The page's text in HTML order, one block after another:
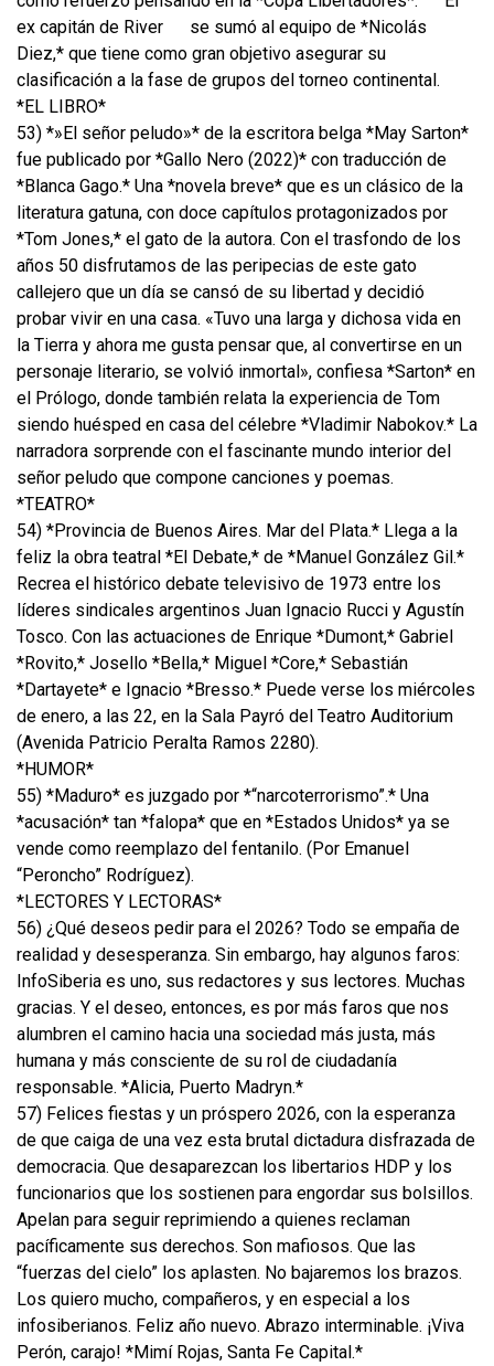
ex capitán de River
se sumó al equipo de *Nicolás
Diez,* que tiene como gran objetivo asegurar su
clasificación a la fase de grupos del torneo continental.
*EL LIBRO*
53) *»El señor peludo»* de la escritora belga *May Sarton*
fue publicado por *Gallo Nero (2022)* con traducción de
*Blanca Gago.* Una *novela breve* que es un clásico de la
literatura gatuna, con doce capítulos protagonizados por
*Tom Jones,* el gato de la autora. Con el trasfondo de los
años 50 disfrutamos de las peripecias de este gato
callejero que un día se cansó de su libertad y decidió
probar vivir en una casa. «Tuvo una larga y dichosa vida en
la Tierra y ahora me gusta pensar que, al convertirse en un
personaje literario, se volvió inmortal», confiesa *Sarton* en
el Prólogo, donde también relata la experiencia de Tom
siendo huésped en casa del célebre *Vladimir Nabokov.* La
narradora sorprende con el fascinante mundo interior del
señor peludo que compone canciones y poemas.
*TEATRO*
54) *Provincia de Buenos Aires. Mar del Plata.* Llega a la
feliz la obra teatral *El Debate,* de *Manuel González Gil.*
Recrea el histórico debate televisivo de 1973 entre los
líderes sindicales argentinos Juan Ignacio Rucci y Agustín
Tosco. Con las actuaciones de Enrique *Dumont,* Gabriel
*Rovito,* Josello *Bella,* Miguel *Core,* Sebastián
*Dartayete* e Ignacio *Bresso.* Puede verse los miércoles
de enero, a las 22, en la Sala Payró del Teatro Auditorium
(Avenida Patricio Peralta Ramos 2280).
*HUMOR*
55) *Maduro* es juzgado por *“narcoterrorismo”.* Una
*acusación* tan *falopa* que en *Estados Unidos* ya se
vende como reemplazo del fentanilo. (Por Emanuel
“Peroncho” Rodríguez).
*LECTORES Y LECTORAS*
56) ¿Qué deseos pedir para el 2026? Todo se empaña de
realidad y desesperanza. Sin embargo, hay algunos faros:
InfoSiberia es uno, sus redactores y sus lectores. Muchas
gracias. Y el deseo, entonces, es por más faros que nos
alumbren el camino hacia una sociedad más justa, más
humana y más consciente de su rol de ciudadanía
responsable. *Alicia, Puerto Madryn.*
57) Felices fiestas y un próspero 2026, con la esperanza
de que caiga de una vez esta brutal dictadura disfrazada de
democracia. Que desaparezcan los libertarios HDP y los
funcionarios que los sostienen para engordar sus bolsillos.
Apelan para seguir reprimiendo a quienes reclaman
pacíficamente sus derechos. Son mafiosos. Que las
“fuerzas del cielo” los aplasten. No bajaremos los brazos.
Los quiero mucho, compañeros, y en especial a los
infosiberianos. Feliz año nuevo. Abrazo interminable. ¡Viva
Perón, carajo! *Mimí Rojas, Santa Fe Capital.*